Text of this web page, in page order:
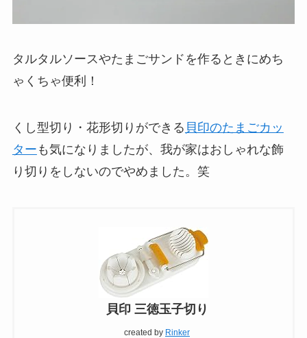
タルタルソースやたまごサンドを作るときにめち
ゃくちゃ便利！
くし型切り・花形切りができる 貝印のたまごカッ
ター も気になりましたが、我が家はおしゃれな飾
り切りをしないのでやめました。笑
貝印 三徳玉子切り
created by Rinker